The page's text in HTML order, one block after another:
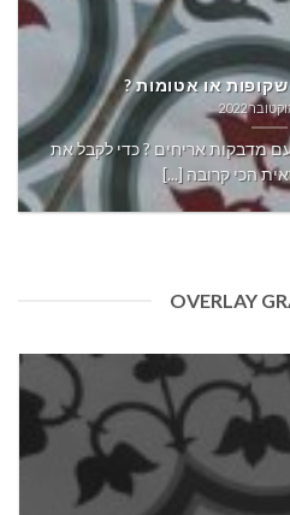
או אטומות ?
מדבקות אריחים ? כדי לקבל את
הכי קרובה [...]
OVERLAY